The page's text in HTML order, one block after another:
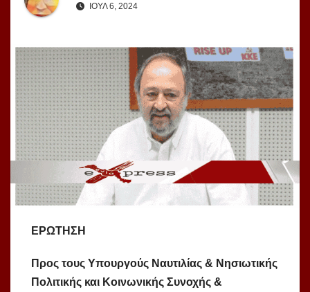
ΙΟΎΛ 6, 2024
ΕΡΩΤΗΣΗ
Προς τους Υπουργούς Ναυτιλίας & Νησιωτικής
Πολιτικής και Κοινωνικής Συνοχής &